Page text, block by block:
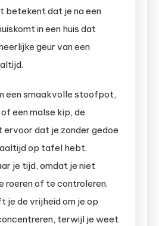
betekent dat je na een
in een huis dat
geur van een
een smaakvolle stoofpot,
een malse kip, de
dat je zonder gedoe
op tafel hebt.
je tijd, omdat je niet
of te controleren.
je de vrijheid om je op
terwijl je weet